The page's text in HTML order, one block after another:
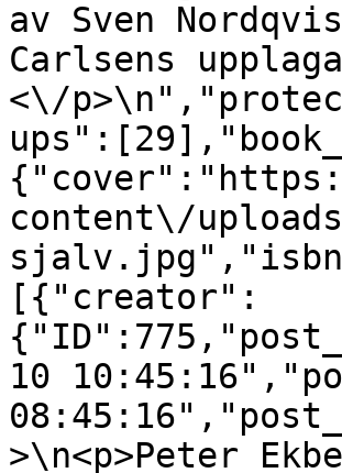
av Sven
Carlsens
<\/
content\/
[{"creator":
10
>\n<p>Peter